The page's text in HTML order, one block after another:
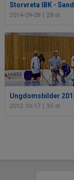
2014-09-08 | 28 st
Ungdomsbilder
2012-10-17 | 35 st